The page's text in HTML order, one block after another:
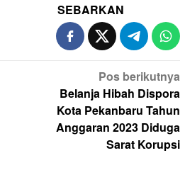
SEBARKAN
Pos berikutnya
Belanja Hibah Dispora
Kota Pekanbaru Tahun
Anggaran 2023 Diduga
Sarat Korupsi